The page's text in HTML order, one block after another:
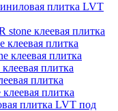
плитка LVT
клеевая плитка
клеевая плитка
клеевая плитка
плитка
плитка
плитка
плитка LVT под